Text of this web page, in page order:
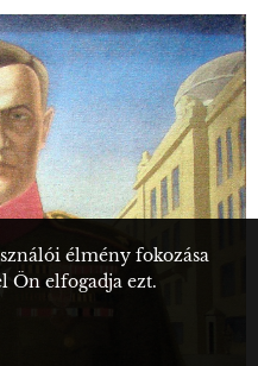
élmény fokozása
Ön elfogadja ezt.